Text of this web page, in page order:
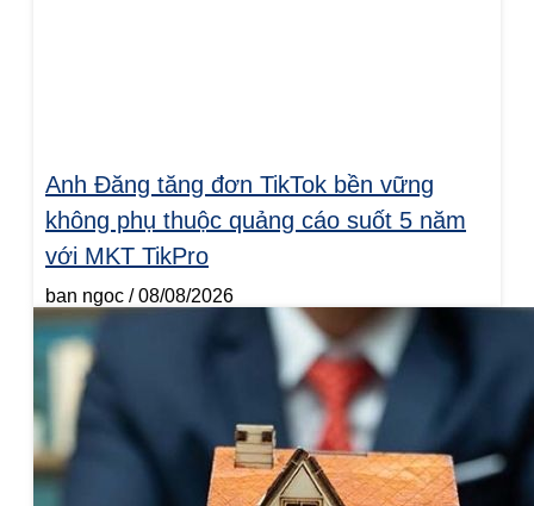
Anh Đăng tăng đơn TikTok bền vững
không phụ thuộc quảng cáo suốt 5 năm
với MKT TikPro
ban ngoc 08/08/2026